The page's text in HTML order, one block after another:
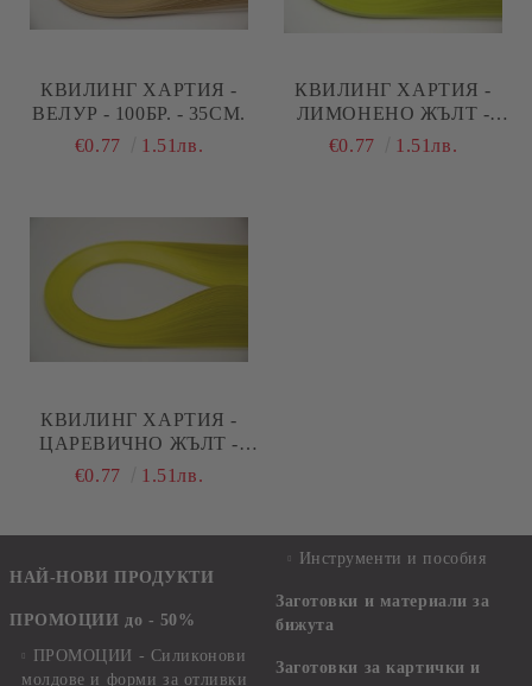
КВИЛИНГ ХАРТИЯ -
ВЕЛУР - 100БР. - 35СМ.
€0.77
1.51лв.
КВИЛИНГ ХАРТИЯ -
ЛИМОНЕНО ЖЪЛТ -
100БР. - 35СМ.
€0.77 1.51лв.
КВИЛИНГ ХАРТИЯ -
ЦАРЕВИЧНО ЖЪЛТ -
100БР. - 35СМ.
€0.77 1.51лв.
НАЙ-НОВИ ПРОДУКТИ
ПРОМОЦИИ до - 50%
ПРОМОЦИИ - Силиконови
молдове и форми за отливки
Инструменти и пособия
Заготовки и материали за
бижута
Заготовки за картички и